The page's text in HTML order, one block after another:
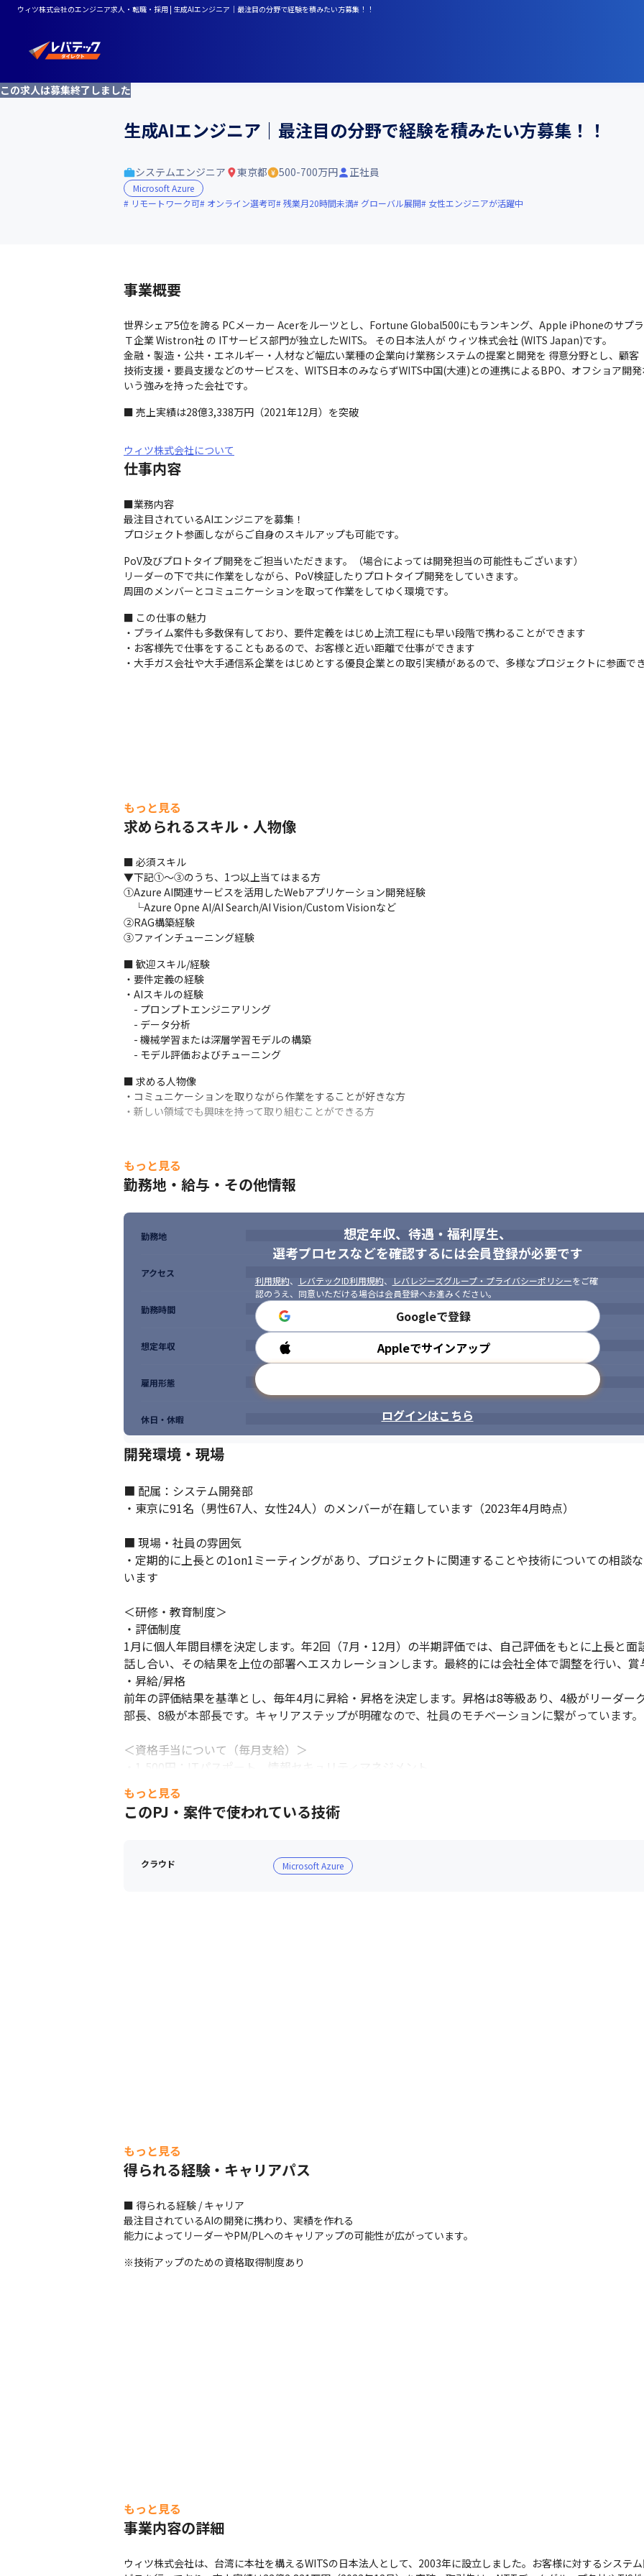
ウィツ株式会社のエンジニア求人・転職・採用 | 生成AIエンジニア｜最注目の分野で経験を積みたい方募集！！
この求人は募集終了しました
生成AIエンジニア｜最注目の分野で経験を積みたい方募集！！
システムエンジニア 東京都 500-700万円 正社員
Microsoft Azure
リモートワーク可
オンライン選考可 残業月20時間未満 グローバル展開 女性エンジニアが活躍中
事業概要
世界シェア5位を誇る PCメーカー Acerをルーツとし、Fortune Global500にもランキング、Apple iPhoneのサプ
Ｔ企業 Wistron社 の ITサービス部門が独立したWITS。 その日本法人が ウィツ株式会社 (WITS Japan)です。
金融・製造・公共・エネルギー・人材など幅広い業種の企業向け業務システムの提案と開発を 得意分野とし、顧
技術支援・要員支援などのサービスを、WITS日本のみならずWITS中国(大連)との連携によるBPO、オフショア開
いう強みを持った会社です。
■ 売上実績は28億3,338万円（2021年12月）を突破
ウィツ株式会社について
仕事内容
■業務内容
最注目されているAIエンジニアを募集！
プロジェクト参画しながらご自身のスキルアップも可能です。
PoV及びプロトタイプ開発をご担当いただきます。（場合によっては開発担当の可能性もございます）
リーダーの下で共に作業をしながら、PoV検証したりプロトタイプ開発をしていきます。
周囲のメンバーとコミュニケーションを取って作業をしてゆく環境です。
■ この仕事の魅力
・プライム案件も多数保有しており、要件定義をはじめ上流工程にも早い段階で携わることができます
・お客様先で仕事をすることもあるので、お客様と近い距離で仕事ができます
・大手ガス会社や大手通信系企業をはじめとする優良企業との取引実績があるので、多様なプロジェクトに参画で
もっと見る
求められるスキル・人物像
■ 必須スキル
▼下記①～③のうち、1つ以上当てはまる方
①Azure AI関連サービスを活用したWebアプリケーション開発経験
└Azure Opne AI/AI Search/AI Vision/Custom Visionなど
②RAG構築経験
③ファインチューニング経験
■ 歓迎スキル/経験
・要件定義の経験
・AIスキルの経験
- プロンプトエンジニアリング
- データ分析
- 機械学習または深層学習モデルの構築
- モデル評価およびチューニング
■ 求める人物像
・コミュニケーションを取りながら作業をすることが好きな方
・新しい領域でも興味を持って取り組むことができる方
もっと見る
勤務地・給与・その他情報
想定年収、待遇・福利厚生、
選考プロセスなどを確認するには会員登録が必要です
利用規約、 レバテックID利用規約、 レバレジーズグループ・プライバシーポリシーをご確
認のうえ、同意いただける場合は会員登録へお進みください。
Googleで登録
Appleでサインアップ
ログインはこちら
勤務地
アクセス
勤務時間
想定年収
雇用形態
休日・休暇
開発環境・現場
■ 配属：システム開発部
・東京に91名（男性67人、女性24人）のメンバーが在籍しています（2023年4月時点）
■ 現場・社員の雰囲気
・定期的に上長との1on1ミーティングがあり、プロジェクトに関連することや技術についての相談
います
＜研修・教育制度＞
・評価制度
1月に個人年間目標を決定します。年2回（7月・12月）の半期評価では、自己評価をもとに上長と
話し合い、その結果を上位の部署へエスカレーションします。最終的には会社全体で調整を行い、
・昇給/昇格
前年の評価結果を基準とし、毎年4月に昇給・昇格を決定します。昇格は8等級あり、4級がリーダー
部長、8級が本部長です。キャリアステップが明確なので、社員のモチベーションに繋がっています。
＜資格手当について（毎月支給）＞
・1,500円：ITパスポート、情報セキュリティマネジメント
・3,000円：基本情報技術者
・5,000円：応用情報技術者
・1万円：ネットワーク/データベーススペシャリスト、ITサービスマネージャ、エンベデッドシス
・1万5,000円：システムアーキテクト、プロジェクトマネージャ
・2万円：システム監視技術者、ITストラテジスト
もっと見る
このPJ・案件で使われている技術
クラウド Microsoft Azure
もっと見る
得られる経験・キャリアパス
■ 得られる経験 / キャリア
最注目されているAIの開発に携わり、実績を作れる
能力によってリーダーやPM/PLへのキャリアップの可能性が広がっています。
※技術アップのための資格取得制度あり
もっと見る
事業内容の詳細
ウィツ株式会社は、台湾に本社を構えるWITSの日本法人として、2003年に設立しました。お客様に対するシステ